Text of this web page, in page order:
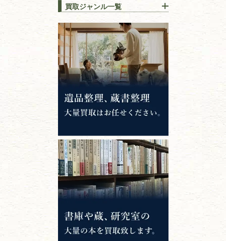
買取ジャンル一覧
江戸時代の書物
唐本・漢籍・
中国書物・朝鮮本
錦絵・浮世絵・版画・刷り物
専門書・ 学術書
哲学書・思想書
心理学・倫理学
仏教書
神道・神社仏閣
イスラム教
キリスト教